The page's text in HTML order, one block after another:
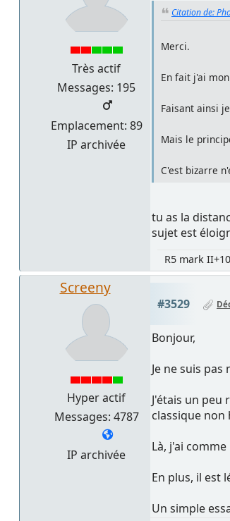
Très actif
Messages: 195
Emplacement: 89
IP archivée
Citation de:
Merci.
En fait j'ai
Faisant ainsi
Mais le
C'est bizarre
tu as la
sujet est
R5 mark
Screeny
Hyper actif
Messages: 4787
IP archivée
#3529
Bonjour,
Je ne suis
J'étais un peu
classique non
Là, j'ai
En plus, il est
Un simple